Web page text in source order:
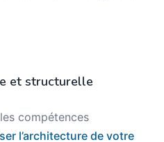
et structurelle
compétences
l’architecture de votre